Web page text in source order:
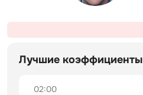
Лучшие коэффициенты
02:00